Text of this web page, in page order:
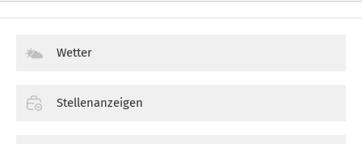
Wetter
Stellenanzeigen